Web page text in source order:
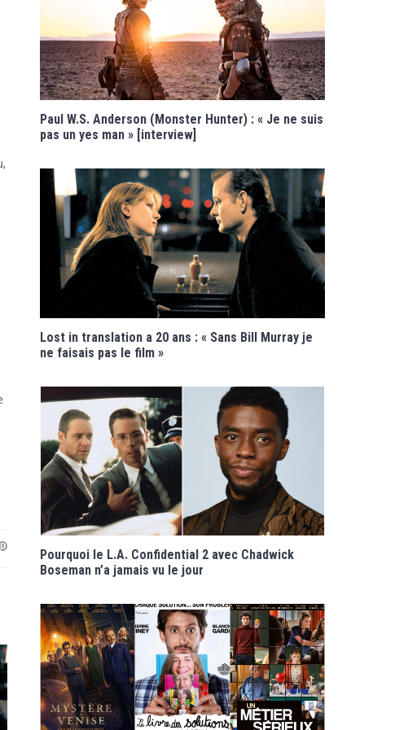
Paul W.S. Anderson (Monster Hunter) : « Je ne suis
pas un yes man » [interview]
Lost in translation a 20 ans : « Sans Bill Murray je
ne faisais pas le film »
Pourquoi le L.A. Confidential 2 avec Chadwick
Boseman n’a jamais vu le jour